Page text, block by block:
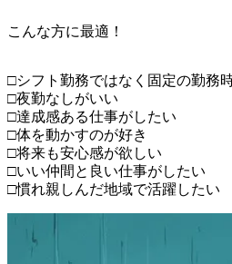
こんな方に最適！
□シフト勤務ではなく固定の勤務
□夜勤なしがいい
□達成感ある仕事がしたい
□体を動かすのが好き
□将来も安心感が欲しい
□いい仲間と良い仕事がしたい
□慣れ親しんだ地域で活躍したい